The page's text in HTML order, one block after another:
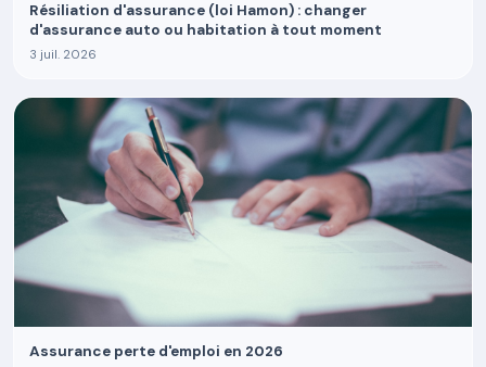
Résiliation d'assurance (loi Hamon) : changer
d'assurance auto ou habitation à tout moment
3 juil. 2026
Assurance perte d'emploi en 2026